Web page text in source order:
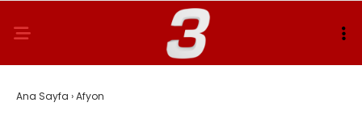
Ana Sayfa ›Afyon